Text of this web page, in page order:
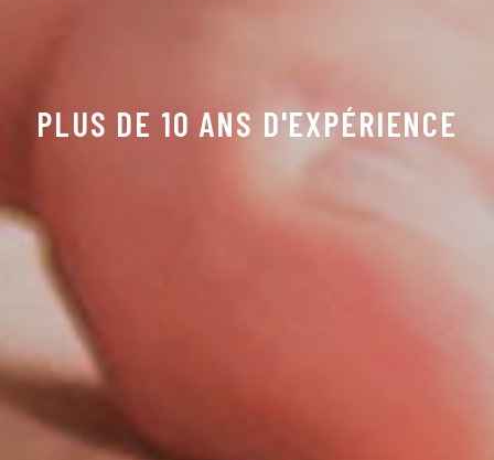
PLUS DE 10 ANS D'EXPÉRIENCE